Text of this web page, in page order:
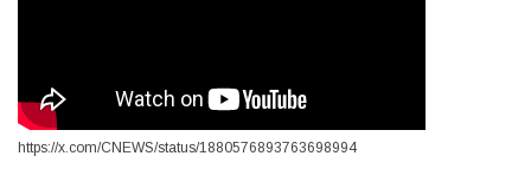
https://x.com/CNEWS/status/1880576893763698994